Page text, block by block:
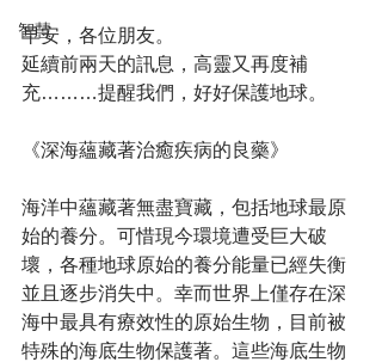
智慧
早安，各位朋友。
延續前兩天的訊息，高靈又再度補
充………提醒我們，好好保護地球。
《深海蘊藏著治癒疾病的良藥》
海洋中蘊藏著無盡寶藏，包括地球最原
始的養分。可惜現今環境遭受巨大破
壞，各種地球原始的養分能量已經失衡
並且逐步消失中。幸而世界上僅存在深
海中最具有療效性的原始生物，目前被
特殊的海底生物保護著。這些海底生物